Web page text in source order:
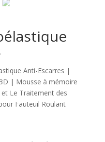
Anti-Escarres |
| Mousse à mémoire
Le Traitement des
Fauteuil Roulant